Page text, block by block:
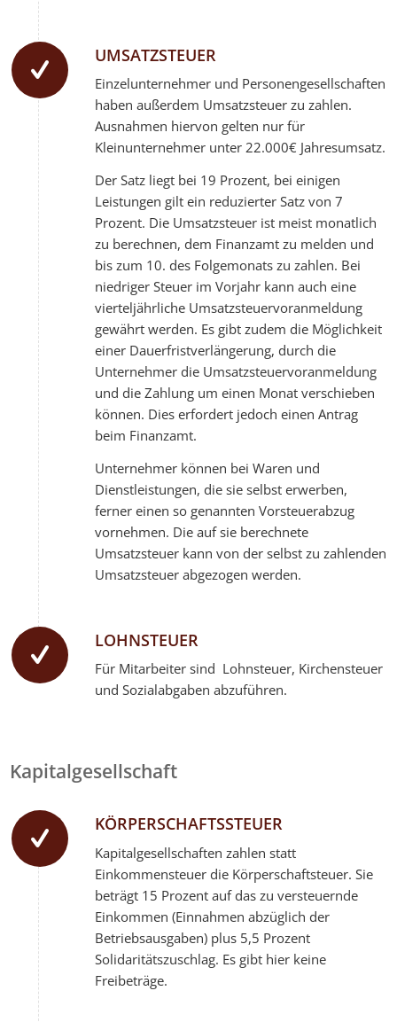
UMSATZSTEUER
Einzelunternehmer und Personengesellschaften
haben außerdem Umsatzsteuer zu zahlen.
Ausnahmen hiervon gelten nur für
Kleinunternehmer unter 22.000€ Jahresumsatz.
Der Satz liegt bei 19 Prozent, bei einigen
Leistungen gilt ein reduzierter Satz von 7
Prozent. Die Umsatzsteuer ist meist monatlich
zu berechnen, dem Finanzamt zu melden und
bis zum 10. des Folgemonats zu zahlen. Bei
niedriger Steuer im Vorjahr kann auch eine
vierteljährliche Umsatzsteuervoranmeldung
gewährt werden. Es gibt zudem die Möglichkeit
einer Dauerfristverlängerung, durch die
Unternehmer die Umsatzsteuervoranmeldung
und die Zahlung um einen Monat verschieben
können. Dies erfordert jedoch einen Antrag
beim Finanzamt.
Unternehmer können bei Waren und
Dienstleistungen, die sie selbst erwerben,
ferner einen so genannten Vorsteuerabzug
vornehmen. Die auf sie berechnete
Umsatzsteuer kann von der selbst zu zahlenden
Umsatzsteuer abgezogen werden.
LOHNSTEUER
Für Mitarbeiter sind Lohnsteuer, Kirchensteuer
und Sozialabgaben abzuführen.
Kapitalgesellschaft
KÖRPERSCHAFTSSTEUER
Kapitalgesellschaften zahlen statt
Einkommensteuer die Körperschaftsteuer. Sie
beträgt 15 Prozent auf das zu versteuernde
Einkommen (Einnahmen abzüglich der
Betriebsausgaben) plus 5,5 Prozent
Solidaritätszuschlag. Es gibt hier keine
Freibeträge.